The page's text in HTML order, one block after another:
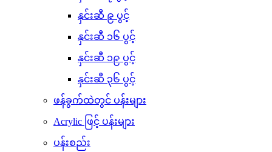
နှင်းဆီ ၉ ပွင့်
နှင်းဆီ ၁၆ ပွင့်
နှင်းဆီ ၁၉ ပွင့်
နှင်းဆီ ၃၆ ပွင့်
ဖန်ခွက်ထဲတွင် ပန်းများ
Acrylic ဖြင့် ပန်းများ
ပန်းစည်း